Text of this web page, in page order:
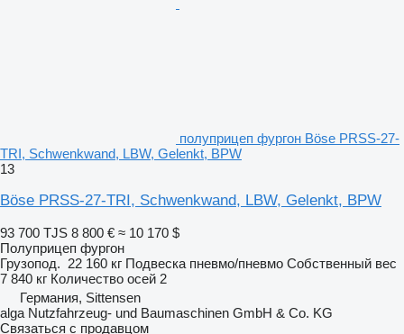
полуприцеп фургон Böse PRSS-27-
TRI, Schwenkwand, LBW, Gelenkt, BPW
13
Böse PRSS-27-TRI, Schwenkwand, LBW, Gelenkt, BPW
93 700 TJS 8 800 € ≈ 10 170 $
Полуприцеп фургон
Грузопод. 22 160 кг Подвеска пневмо/пневмо Собственный вес
7 840 кг Количество осей 2
Германия, Sittensen
alga Nutzfahrzeug- und Baumaschinen GmbH & Co. KG
Связаться с продавцом